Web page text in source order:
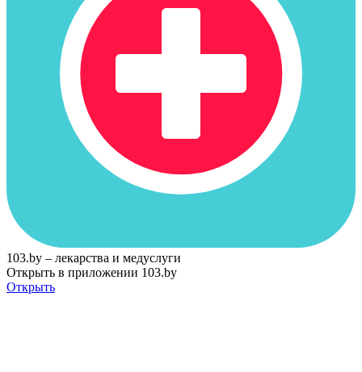
103.by – лекарства и медуслуги
Открыть в приложении 103.by
Открыть